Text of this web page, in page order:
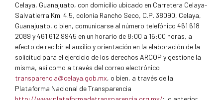
Celaya, Guanajuato, con domicilio ubicado en Carretera Celaya-
Salvatierra Km. 4.5, colonia Rancho Seco, C.P. 38090, Celaya,
Guanajuato, o bien, comunicarse al número telefónico 461 618
2089 y 461 612 9945 en un horario de 8:00 a 16:00 horas, a
efecto de recibir el auxilio y orientación en la elaboración de la
solicitud para el ejercicio de los derechos ARCOP y gestione la
misma, así como a través del correo electrónico
transparencia@celaya.gob.mx, o bien, a través de la
Plataforma Nacional de Transparencia